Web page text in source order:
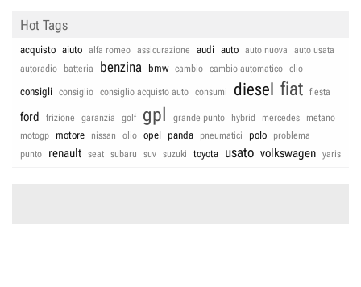
Hot Tags
acquisto aiuto alfa romeo assicurazione audi auto auto nuova
auto usata
autoradio
batteria benzina bmw cambio cambio automatico clio
consigli consiglio consiglio acquisto auto consumi diesel fiat fiesta
ford frizione garanzia golf gpl grande punto hybrid mercedes
metano
motogp
motore nissan olio opel panda pneumatici polo
problema
punto
renault seat subaru suv suzuki toyota usato volkswagen yaris